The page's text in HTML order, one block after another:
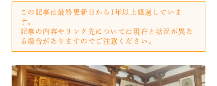
この記事は最終更新日から1年以上経過していま
す。
記事の内容やリンク先については現在と状況が異な
る場合がありますのでご注意ください。